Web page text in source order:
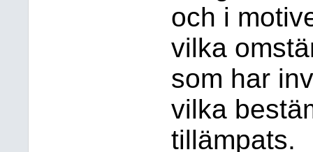
och i
vilka
som har
vilka
tillämpats.